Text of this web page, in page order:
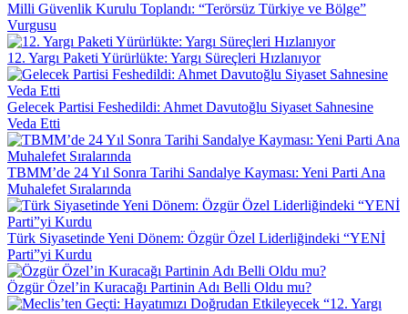
Milli Güvenlik Kurulu Toplandı: “Terörsüz Türkiye ve Bölge”
Vurgusu
12. Yargı Paketi Yürürlükte: Yargı Süreçleri Hızlanıyor
Gelecek Partisi Feshedildi: Ahmet Davutoğlu Siyaset Sahnesine
Veda Etti
TBMM’de 24 Yıl Sonra Tarihi Sandalye Kayması: Yeni Parti Ana
Muhalefet Sıralarında
Türk Siyasetinde Yeni Dönem: Özgür Özel Liderliğindeki “YENİ
Parti”yi Kurdu
Özgür Özel’in Kuracağı Partinin Adı Belli Oldu mu?